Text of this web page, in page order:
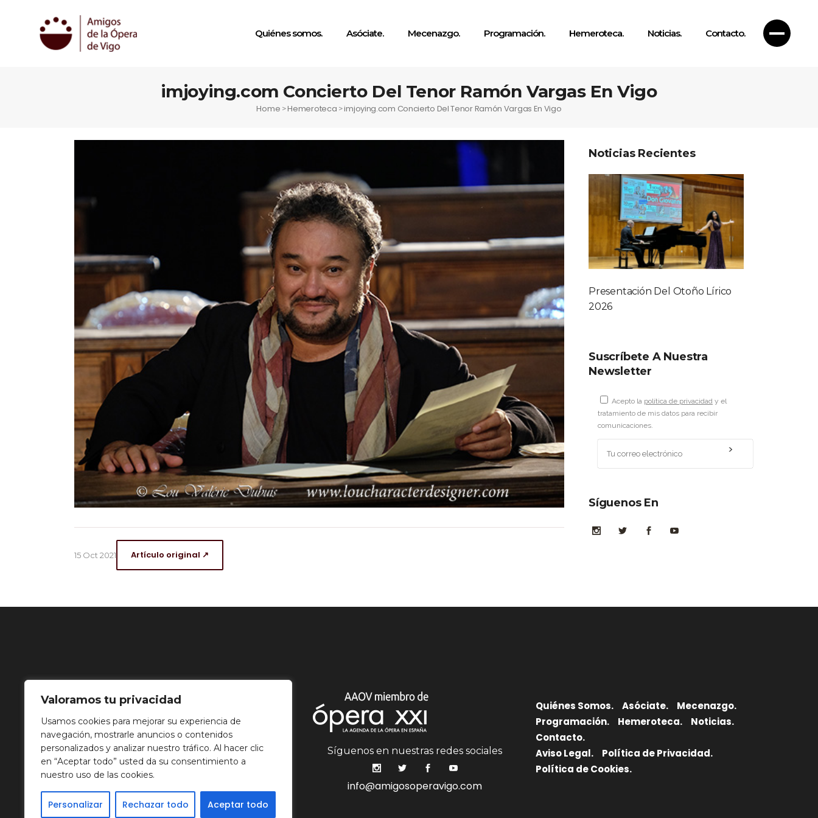
Valoramos tu privacidad
Usamos cookies para mejorar su experiencia de
navegación, mostrarle anuncios o contenidos
personalizados y analizar nuestro tráfico. Al hacer clic
en “Aceptar todo” usted da su consentimiento a
nuestro uso de las cookies.
Personalizar Rechazar todo Aceptar todo
Quiénes somos. Asóciate. Mecenazgo. Programación. Hemeroteca. Noticias. Contacto.
imjoying.com Concierto Del Tenor Ramón Vargas En Vigo
Home >Hemeroteca >imjoying.com Concierto Del Tenor Ramón Vargas En Vigo
15 Oct 2021 Artículo original ↗
Noticias Recientes
Presentación Del Otoño Lírico
2026
Suscríbete A Nuestra
Newsletter
Acepto la política de privacidad y el
tratamiento de mis datos para recibir
comunicaciones.
Síguenos En
Síguenos en nuestras redes sociales
info@amigosoperavigo.com
Quiénes Somos. Asóciate.
Mecenazgo.
Programación.
Hemeroteca.
Noticias.
Contacto.
Aviso Legal.
Política de Privacidad.
Política de Cookies.